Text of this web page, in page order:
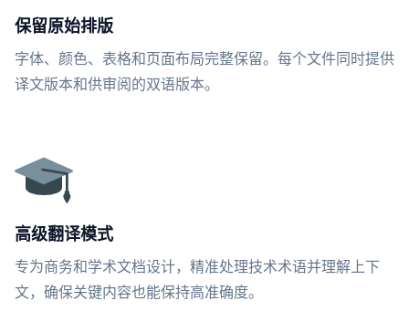
保留原始排版
字体、颜色、表格和页面布局完整保留。每个文件同时提供
译文版本和供审阅的双语版本。
高级翻译模式
专为商务和学术文档设计，精准处理技术术语并理解上下
文，确保关键内容也能保持高准确度。